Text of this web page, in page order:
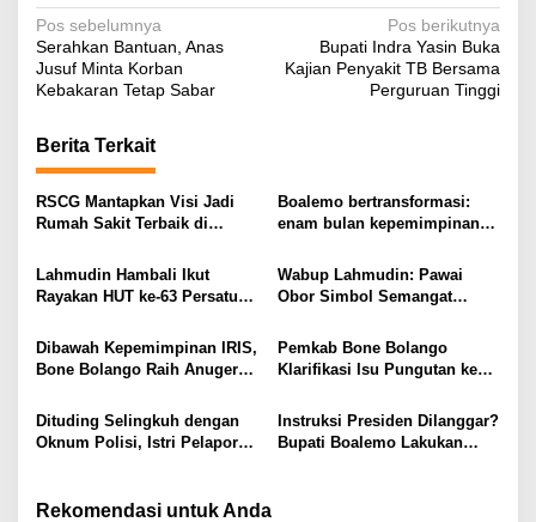
N
a
v
i
g
a
s
i
p
o
s
Pos sebelumnya
Serahkan Bantuan, Anas
Jusuf Minta Korban
Kebakaran Tetap Sabar
Pos berikutnya
Bupati Indra Yasin Buka
Kajian Penyakit TB Bersama
Perguruan Tinggi
Berita Terkait
RSCG Mantapkan Visi Jadi
Rumah Sakit Terbaik di
Boalemo bertransformasi:
enam bulan kepemimpinan
program strategis presiden
Prabowo
Lahmudin Hambali Ikut
Rayakan HUT ke-63 Persatuan
Indonesia
Wabup Lahmudin: Pawai
Obor Simbol Semangat
Dibawah Kepemimpinan IRIS,
Bone Bolango Raih Anugerah
Madya
Pemkab Bone Bolango
Klarifikasi Isu Pungutan ke
Benar”
Dituding Selingkuh dengan
Oknum Polisi, Istri Pelapor
Instruksi Presiden Dilanggar?
Bupati Boalemo Lakukan
Rekomendasi untuk Anda